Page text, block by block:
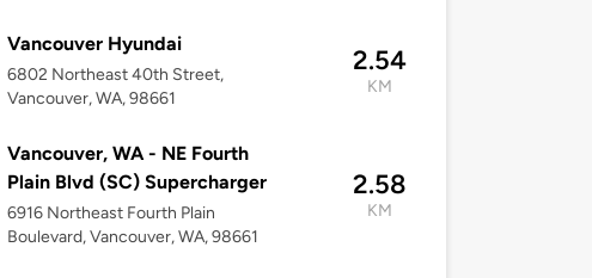
Vancouver Hyundai
6802 Northeast 40th Street,
Vancouver, WA, 98661
2.54
KM
Vancouver, WA - NE Fourth
Plain Blvd (SC) Supercharger
6916 Northeast Fourth Plain
Boulevard, Vancouver, WA, 98661
2.58
KM